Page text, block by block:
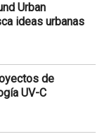
Urban
ideas urbanas
de
UV-C